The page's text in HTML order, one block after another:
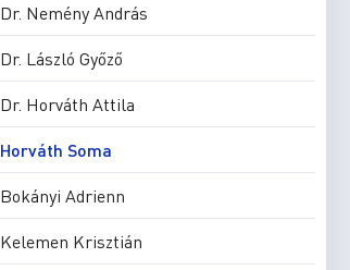
Dr. Nemény András
Dr. László Győző
Dr. Horváth Attila
Horváth Soma
Bokányi Adrienn
Kelemen Krisztián